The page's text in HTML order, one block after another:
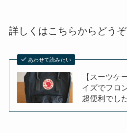
詳しくはこちらからどうぞ
あわせて読みたい
【スーツケ
イズでフロ
超便利でし